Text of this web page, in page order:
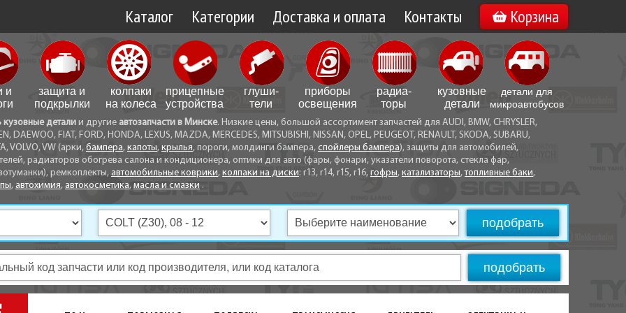
Каталог Категории Доставка и оплата
Доставка по Минску
Доставка по Беларуси
Самовывоз
Способы оплаты
Контакты
Вакансии
Корзина
и
защита и
подкрылки
колпаки
на колеса
прицепные
устройства
глуши­
тели
приборы
освещения
радиа­
торы
кузовные
детали
детали для
микро­автобусов
кузовные детали и другие автозапчасти в Минске. Низкие цены, большой ассортимент запчастей для AUDI, BMW, CHRYSLER,
DAEWOO, FIAT, FORD, HONDA, LEXUS, MAZDA, MERCEDES, MITSUBISHI, NISSAN, OPEL, PEUGEOT, RENAULT, SKODA, SUBARU,
VOLVO, VW (арки, бампера, капоты, крылья, пороги, молдинги бампера, спойлеры бампера), защиты для автомобилей,
радиаторов обогрева салона и кондиционера, оптики для авто (фары, фонари, указатели поворота, стекла фар,
ремкоплекты, автомобильные коврики, колпаки на диски: r13, r14, r15, r16, гофры, катализаторы,топливные баки,
, автохимия, автокосметика, масла и смазки .